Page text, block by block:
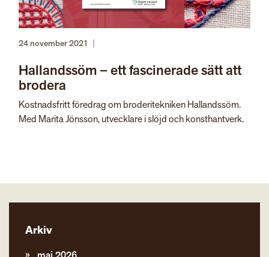
24 november 2021 |
Hallandssöm – ett fascinerade sätt att
brodera
Kostnadsfritt föredrag om broderitekniken Hallandssöm.
Med Marita Jönsson, utvecklare i slöjd och konsthantverk.
Arkiv